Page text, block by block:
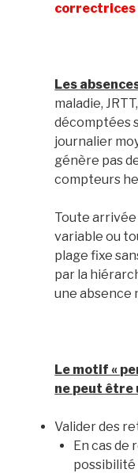
correctrices
Les
maladie,
décomptées
journalier
génère pas
compteurs
Toute arrivée
variable ou
plage fixe
par la
une absence
Le motif «
ne peut être
Valider des
En cas de
possibilité